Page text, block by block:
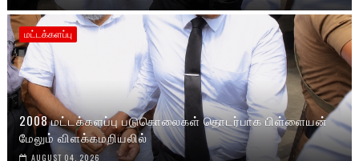
மட்டக்களப்பு
2008 மட்டக்களப்பு படுகொலைகள் தொடர்பாக பிள்ளையன்
மேலும் விளக்கமறியலில்
AUGUST 04, 2026